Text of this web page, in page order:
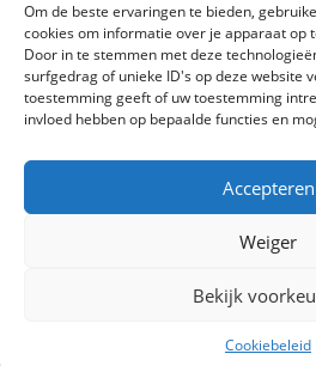
Om de beste ervaringen te bieden,
cookies om informatie over je apparaat op
Door in te stemmen met deze
surfgedrag of unieke ID's op deze website
toestemming geeft of uw toestemming
invloed hebben op bepaalde functies en
Accepteren
Weiger
Bekijk
Cookiebeleid
Diederik Den Dooven: Dit soort
als deel van mezelf!...